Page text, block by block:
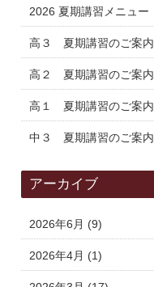
2026 夏期講習メニュー
高３ 夏期講習のご案内
高２ 夏期講習のご案内
高１ 夏期講習のご案内
中３ 夏期講習のご案内
アーカイブ
2026年6月 (9)
2026年4月 (1)